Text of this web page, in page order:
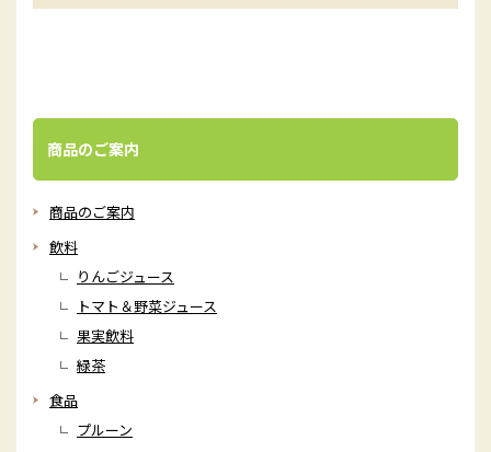
商品のご案内
商品のご案内
飲料
りんごジュース
トマト＆野菜ジュース
果実飲料
緑茶
食品
プルーン